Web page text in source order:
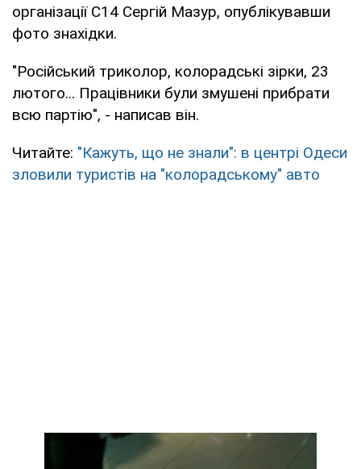
організації C14 Сергій Мазур, опублікувавши
фото знахідки.
"Російський триколор, колорадські зірки, 23
лютого... Працівники були змушені прибрати
всю партію", - написав він.
Читайте: "Кажуть, що не знали": в центрі Одеси
зловили туристів на "колорадському" авто